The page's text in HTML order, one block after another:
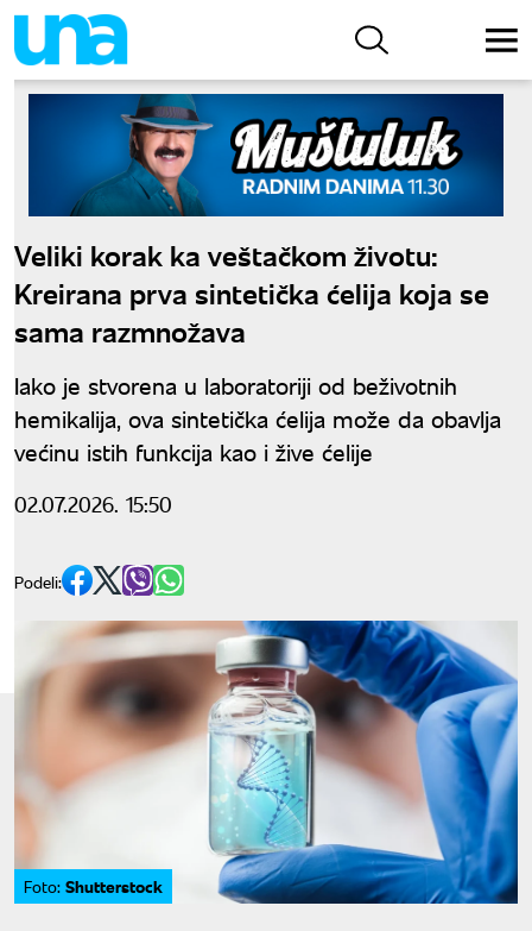
Veliki korak ka veštačkom životu:
Kreirana prva sintetička ćelija koja se
sama razmnožava
Iako je stvorena u laboratoriji od beživotnih
hemikalija, ova sintetička ćelija može da obavlja
većinu istih funkcija kao i žive ćelije
02.07.2026. 15:50
Podeli:
Foto: Shutterstock